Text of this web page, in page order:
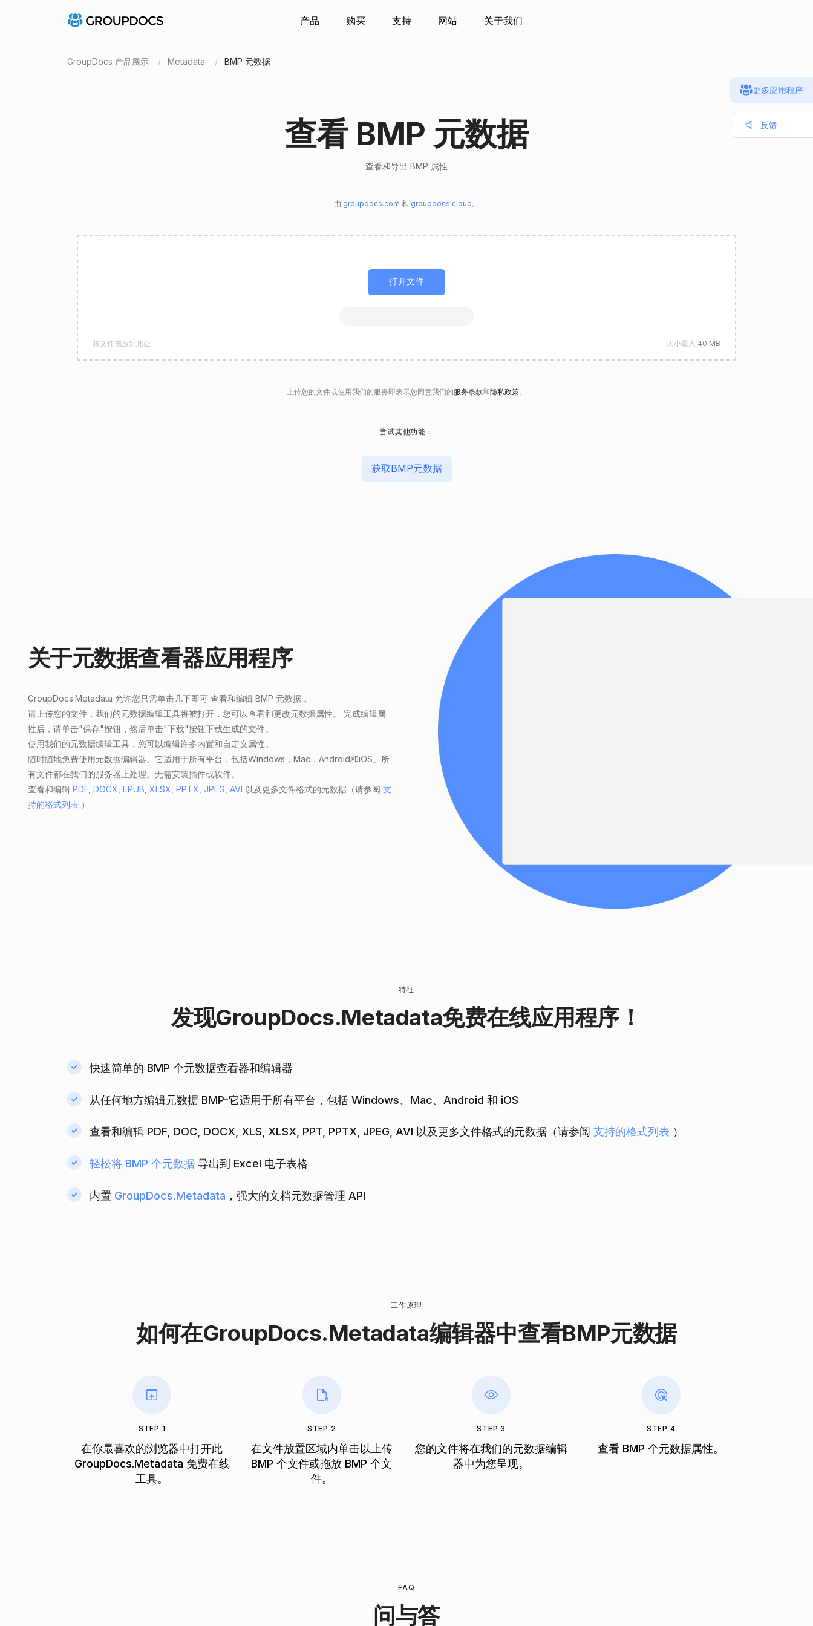
产品 购买 支持 网站 关于我们
GroupDocs 产品展示 Metadata BMP 元数据
查看 BMP 元数据
查看和导出 BMP 属性
由 groupdocs.com 和 groupdocs.cloud。
打开文件
将文件拖放到此处 大小最大 40 MB
上传您的文件或使用我们的服务即表示您同意我们的服务条款和隐私政策。
尝试其他功能：
获取BMP元数据
关于元数据查看器应用程序
GroupDocs.Metadata 允许您只需单击几下即可 查看和编辑 BMP 元数据 。
请上传您的文件，我们的元数据编辑工具将被打开，您可以查看和更改元数据属性。 完成编辑属
性后，请单击"保存"按钮，然后单击"下载"按钮下载生成的文件。
使用我们的元数据编辑工具，您可以编辑许多内置和自定义属性。
随时随地免费使用元数据编辑器。它适用于所有平台，包括Windows，Mac，Android和iOS。所
有文件都在我们的服务器上处理。无需安装插件或软件。
查看和编辑 PDF DOCX EPUB XLSX PPTX JPEG AVI 以及更多文件格式的元数据（请参阅 支
持的格式列表 ）
特征
发现GroupDocs.Metadata免费在线应用程序！
快速简单的 BMP 个元数据查看器和编辑器
从任何地方编辑元数据 BMP-它适用于所有平台，包括 Windows、Mac、Android 和 iOS
查看和编辑 PDF, DOC, DOCX, XLS, XLSX, PPT, PPTX, JPEG, AVI 以及更多文件格式的元数据（请参阅 支持的格式列表 ）
轻松将 BMP 个元数据 导出到 Excel 电子表格
内置 GroupDocs.Metadata ，强大的文档元数据管理 API
工作原理
如何在GroupDocs.Metadata编辑器中查看BMP元数据
STEP 1
在你最喜欢的浏览器中打开此
GroupDocs.Metadata 免费在线
工具。
STEP 2
在文件放置区域内单击以上传
BMP 个文件或拖放 BMP 个文
件。
STEP 3
您的文件将在我们的元数据编辑
器中为您呈现。
STEP 4
查看 BMP 个元数据属性。
FAQ
问与答
更多应用程序
反馈